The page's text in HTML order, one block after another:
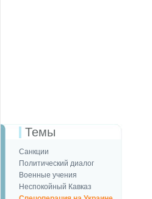
Темы
Санкции
Политический диалог
Военные учения
Неспокойный Кавказ